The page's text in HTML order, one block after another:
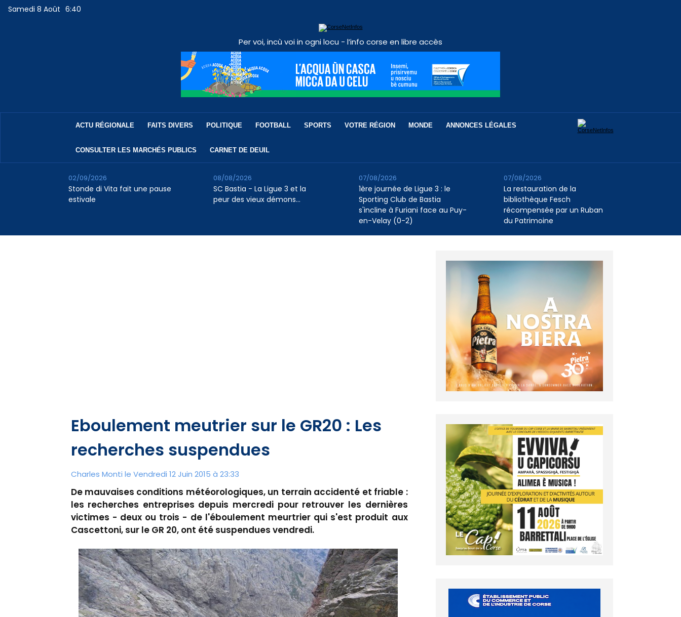
Samedi 8 Août 6:40
Per voi, incù voi in ogni locu - l’info corse en libre accès
ACTU RÉGIONALE FAITS DIVERS POLITIQUE FOOTBALL SPORTS VOTRE RÉGION MONDE ANNONCES LÉGALES
CONSULTER LES MARCHÉS PUBLICS CARNET DE DEUIL
Stonde di Vita fait une pause
estivale
02/09/2026
SC Bastia - La Ligue 3 et la
peur des vieux démons…
08/08/2026
1ère journée de Ligue 3 : le
Sporting Club de Bastia
s'incline à Furiani face au Puy-
en-Velay (0-2)
07/08/2026
La restauration de la
bibliothèque Fesch
récompensée par un Ruban
du Patrimoine
07/08/2026
Eboulement meutrier sur le GR20 : Les
recherches suspendues
Charles Monti le Vendredi 12 Juin 2015 à 23:33
De mauvaises conditions météorologiques, un terrain accidenté et friable :
les recherches entreprises depuis mercredi pour retrouver les dernières
victimes - deux ou trois - de l'éboulement meurtrier qui s'est produit aux
Cascettoni, sur le GR 20, ont été suspendues vendredi.